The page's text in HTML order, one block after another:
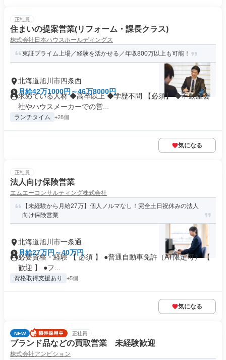
正社員
住まいの提案営業(リフォーム・課長クラス)
株式会社日本ハウスホールディングス
東証プライム上場／経験を活かせる／年収800万以上も可能！
北海道旭川市四条西
月給42万1000円～46万8000円
求めている人材 ◆高卒以上 ◆学歴不問 【必須】 ◆不動産会
社やハウスメーカーでの営...
ランチタイム +28個
気になる
正社員
法人向け保険営業
エムエーコンサルティング株式会社
【未経験から月給27万】個人ノルマなし！完全土日祝休みの法人
向け保険営業
北海道旭川市一条通
月給27万円～40万円
必要資格・経験 【 必須 】 ●普通自動車免許（AT限定可） 【
歓迎 】 ●フ...
資格取得支援あり +5個
気になる
NEW 正社員
ブランド品などの買取営業 未経験歓迎
株式会社アンビション